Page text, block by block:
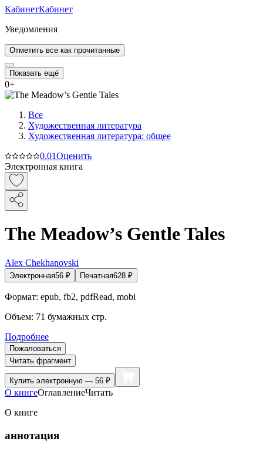
КабинетКабинет
Уведомления
Отметить все как прочитанные
Показать ещё
0+
Все
Художественная литература
Художественная литература: общее
0.01Оценить
Электронная книга
The Meadow’s Gentle Tales
Alex Chekhanovski
Электронная56 ₽ Печатная628 ₽
Формат: epub, fb2, pdfRead, mobi
Объем: 71 бумажных стр.
Подробнее
Пожаловаться
Читать фрагмент
Купить электронную — 56 ₽
О книгеОглавлениеЧитать
О книге
аннотация